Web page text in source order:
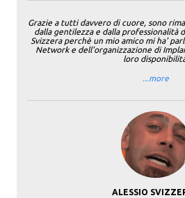
Grazie a tutti davvero di cuore, sono
dalla gentilezza e dalla professionalità
Svizzera perchè un mio amico mi ha'
Network e dell'organizzazione di
loro
...more
ALESSIO